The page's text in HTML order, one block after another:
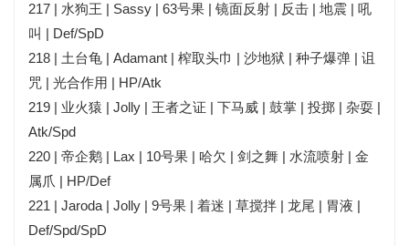
217 | 水狗王 | Sassy | 63号果 | 镜面反射 | 反击 | 地震 | 吼
叫 | Def/SpD
218 | 土台龟 | Adamant | 榨取头巾 | 沙地狱 | 种子爆弹 | 诅
咒 | 光合作用 | HP/Atk
219 | 业火猿 | Jolly | 王者之证 | 下马威 | 鼓掌 | 投掷 | 杂耍 |
Atk/Spd
220 | 帝企鹅 | Lax | 10号果 | 哈欠 | 剑之舞 | 水流喷射 | 金
属爪 | HP/Def
221 | Jaroda | Jolly | 9号果 | 着迷 | 草搅拌 | 龙尾 | 胃液 |
Def/Spd/SpD